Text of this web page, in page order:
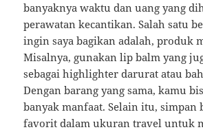
banyaknya waktu dan uang yang
perawatan kecantikan. Salah satu
ingin saya bagikan adalah, produk
Misalnya, gunakan lip balm yang
sebagai highlighter darurat atau
Dengan barang yang sama, kamu
banyak manfaat. Selain itu, simpan
favorit dalam ukuran travel untuk